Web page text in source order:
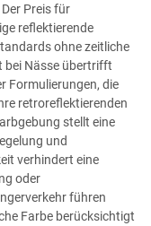
Preis für
reflektierende
ohne zeitliche
bei Nässe übertrifft
Formulierungen, die
retroreflektierenden
stellt eine
und
verhindert eine
oder
führen
Farbe berücksichtigt